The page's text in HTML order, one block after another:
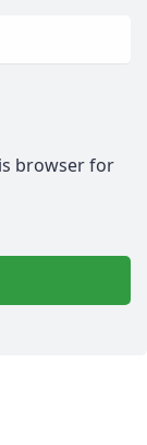
browser for